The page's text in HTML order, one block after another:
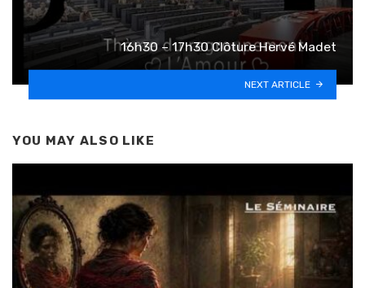
16h30 – 17h30 Clôture Hervé Madet
NEXT ARTICLE
YOU MAY ALSO LIKE